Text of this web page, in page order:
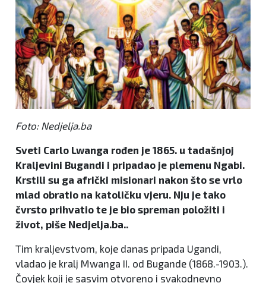
Politika
Zanimljivosti
Foto: Nedjelja.ba
Sveti Carlo Lwanga rođen je 1865. u tadašnjoj
Kraljevini Bugandi i pripadao je plemenu Ngabi.
Krstili su ga afrički misionari nakon što se vrlo
mlad obratio na katoličku vjeru. Nju je tako
čvrsto prihvatio te je bio spreman položiti i
život, piše Nedjelja.ba..
Tim kraljevstvom, koje danas pripada Ugandi,
vladao je kralj Mwanga II. od Bugande (1868.-1903.).
Čovjek koji je sasvim otvoreno i svakodnevno